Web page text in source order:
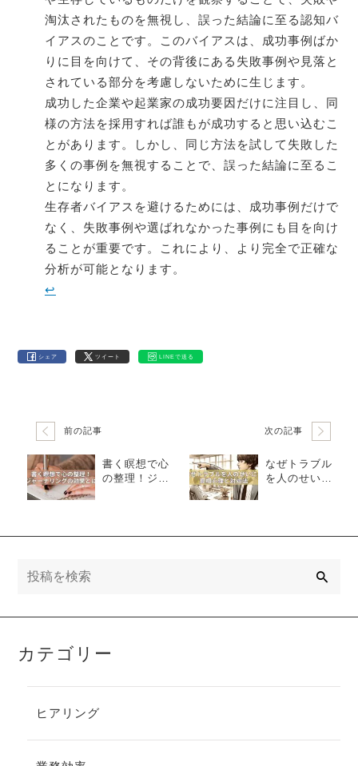
淘汰されたものを無視し、誤った結論に至る認知バ
イアスのことです。このバイアスは、成功事例ばか
りに目を向けて、その背後にある失敗事例や見落と
されている部分を考慮しないために生じます。
成功した企業や起業家の成功要因だけに注目し、同
様の方法を採用すれば誰もが成功すると思い込むこ
とがあります。しかし、同じ方法を試して失敗した
多くの事例を無視することで、誤った結論に至るこ
とになります。
生存者バイアスを避けるためには、成功事例だけで
なく、失敗事例や選ばれなかった事例にも目を向け
ることが重要です。これにより、より完全で正確な
分析が可能となります。
↩︎
シェア ツイート LINEで送る
前の記事
書く瞑想で心
の整理！ジャ
次の記事
なぜトラブル
を人のせい
カテゴリー
ヒアリング